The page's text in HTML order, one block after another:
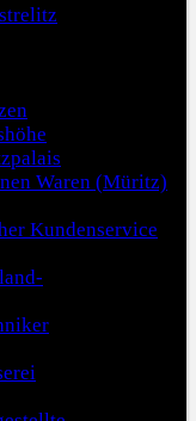
Waren (Müritz)
Kundenservice